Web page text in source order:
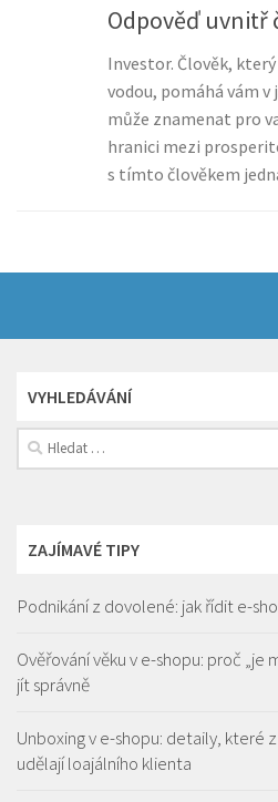
Odpověď uvnitř
Investor. Člověk,
vodou, pomáhá vám
může znamenat pro
hranici mezi
s tímto člověkem
VYHLEDÁVÁNÍ
Vyhledávání
ZAJÍMAVÉ TIPY
Podnikání z dovolené: jak řídit e-
Ověřování věku v e-shopu: proč „je
jít správně
Unboxing v e-shopu: detaily, které
udělají loajálního klienta